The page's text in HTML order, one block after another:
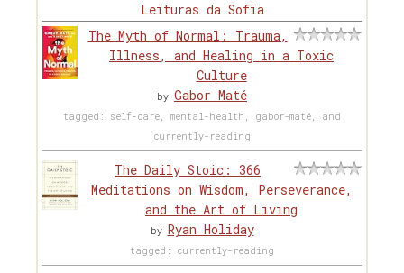
Leituras da Sofia
The Myth of Normal: Trauma,
Illness, and Healing in a Toxic
Culture
by Gabor Maté
tagged: self-care, mental-health, gabor-maté, and
currently-reading
The Daily Stoic: 366
Meditations on Wisdom, Perseverance,
and the Art of Living
by Ryan Holiday
tagged: currently-reading